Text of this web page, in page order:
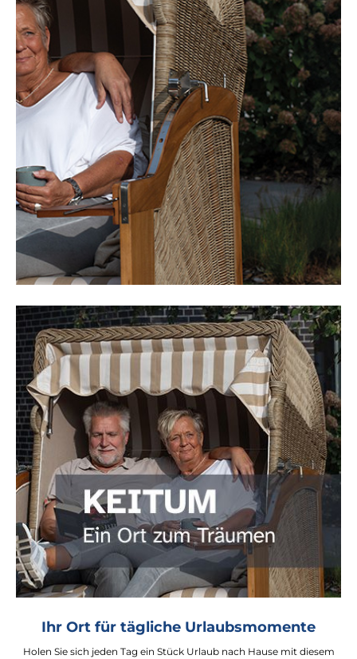
Ihr Ort für tägliche Urlaubsmomente
Holen Sie sich jeden Tag ein Stück Urlaub nach Hause mit diesem